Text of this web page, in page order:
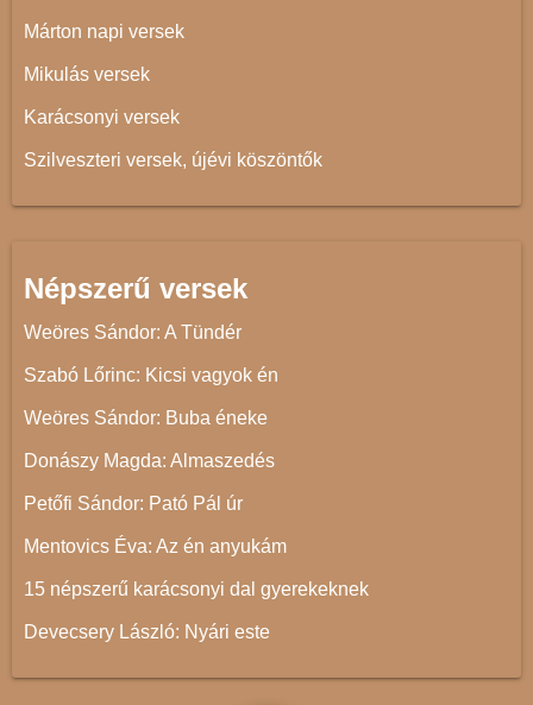
Márton napi versek
Mikulás versek
Karácsonyi versek
Szilveszteri versek, újévi köszöntők
Népszerű versek
Weöres Sándor: A Tündér
Szabó Lőrinc: Kicsi vagyok én
Weöres Sándor: Buba éneke
Donászy Magda: Almaszedés
Petőfi Sándor: Pató Pál úr
Mentovics Éva: Az én anyukám
15 népszerű karácsonyi dal gyerekeknek
Devecsery László: Nyári este